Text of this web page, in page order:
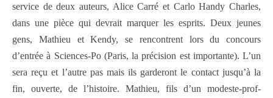
service de deux auteurs, Alice Carré et Carlo Handy Charles,
dans une pièce qui devrait marquer les esprits. Deux jeunes
gens, Mathieu et Kendy, se rencontrent lors du concours
d’entrée à Sciences-Po (Paris, la précision est importante). L’un
sera reçu et l’autre pas mais ils garderont le contact jusqu’à la
fin, ouverte, de l’histoire. Mathieu, fils d’un modeste-prof-